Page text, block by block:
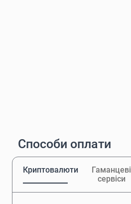
Способи оплати
Криптовалюти
Гаманцеві
сервіси